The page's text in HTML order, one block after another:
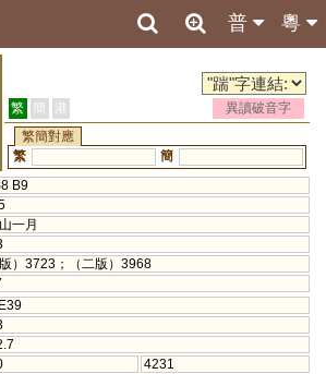
粵
普
繁 簡 港
異讀破音字
繁簡對應
繁
簡
B9
一月
版）3723；（二版）3968
4231